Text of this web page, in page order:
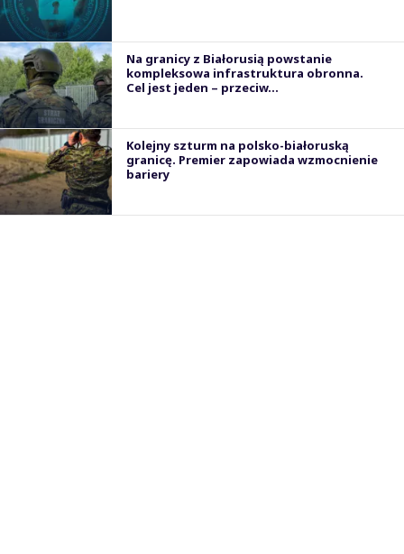
Na granicy z Białorusią powstanie
kompleksowa infrastruktura obronna.
Cel jest jeden – przeciw...
Kolejny szturm na polsko-białoruską
granicę. Premier zapowiada wzmocnienie
bariery